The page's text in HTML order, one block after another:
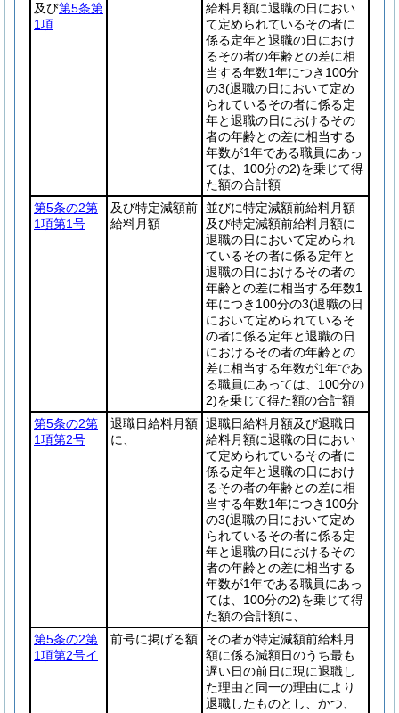
及び第5条第
1項
給料月額に退職の日におい
て定められているその者に
係る定年と退職の日におけ
るその者の年齢との差に相
当する年数1年につき100分
の3(退職の日において定め
られているその者に係る定
年と退職の日におけるその
者の年齢との差に相当する
年数が1年である職員にあっ
ては、100分の2)を乗じて得
た額の合計額
第5条の2第
1項第1号
及び特定減額前
給料月額
並びに特定減額前給料月額
及び特定減額前給料月額に
退職の日において定められ
ているその者に係る定年と
退職の日におけるその者の
年齢との差に相当する年数1
年につき100分の3(退職の日
において定められているそ
の者に係る定年と退職の日
におけるその者の年齢との
差に相当する年数が1年であ
る職員にあっては、100分の
2)を乗じて得た額の合計額
第5条の2第
1項第2号
退職日給料月額
に、
退職日給料月額及び退職日
給料月額に退職の日におい
て定められているその者に
係る定年と退職の日におけ
るその者の年齢との差に相
当する年数1年につき100分
の3(退職の日において定め
られているその者に係る定
年と退職の日におけるその
者の年齢との差に相当する
年数が1年である職員にあっ
ては、100分の2)を乗じて得
た額の合計額に、
第5条の2第
1項第2号イ
前号に掲げる額
その者が特定減額前給料月
額に係る減額日のうち最も
遅い日の前日に現に退職し
た理由と同一の理由により
退職したものとし、かつ、